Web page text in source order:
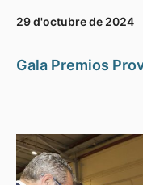
29 d'octubre de 2024
Gala Premios